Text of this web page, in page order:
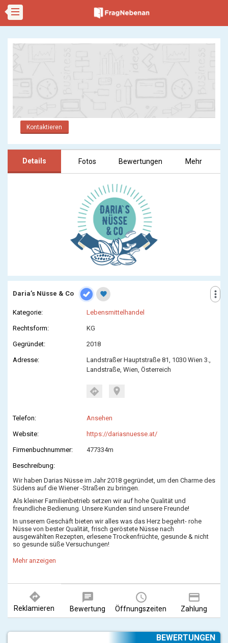
Kontaktieren
Details Fotos Bewertungen Mehr
more_vert
Daria’s Nüsse & Co favorite
Kategorie: Lebensmittelhandel
Rechtsform: KG
Gegründet: 2018
Adresse:
Landstraßer Hauptstraße 81, 1030 Wien 3.,
Landstraße, Wien, Österreich
directions location_on
Telefon: Ansehen
Website: https://dariasnuesse.at/
Firmenbuchnummer: 477334m
Beschreibung:
Wir haben Darias Nüsse im Jahr 2018 gegründet, um den Charme des
Südens auf die Wiener -Straßen zu bringen.
Als kleiner Familienbetrieb setzen wir auf hohe Qualität und
freundliche Bedienung. Unsere Kunden sind unsere Freunde!
In unserem Geschäft bieten wir alles was das Herz begehrt- rohe
Nüsse von bester Qualität, frisch geröstete Nüsse nach
ausgewählten Rezepten, erlesene Trockenfrüchte, gesunde & nicht
so gesunde süße Versuchungen!
Stelle Dir folgendes vor: Das Aroma von frisch gerösteten Nüssen
schwebt in der Luft unserer Landstraße Hauptstraße entlang und lädt
Wir freuen uns auf Deinen Besuch!
Mehr anzeigen
directions
Reklamieren
chat
Bewertung
query_builder
Öffnungszeiten
payment
Zahlung
BEWERTUNGEN